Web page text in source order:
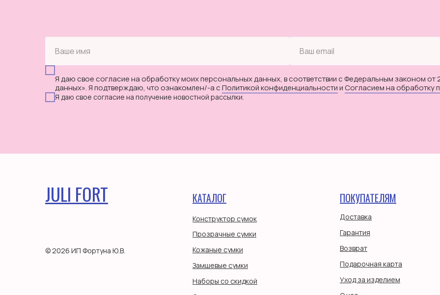
Я даю свое согласие на обработку моих персональных данных, в соответствии с Федеральным законом
данных». Я подтверждаю, что ознакомлен/-а сПолитикой конфиденциальностииСогласием на обработку
Я даю свое согласие на получение новостной рассылки.
© 2026 ИП Фортуна Ю.В.
Гарантия
Возврат
Доставка
Подарочная карта
Уход за изделием
ПОКУПАТЕЛЯМ
Конструктор сумок
Прозрачные сумки
Замшевые сумки
Кожаные сумки
Наборы со скидкой
КАТАЛОГ
JULI FORT